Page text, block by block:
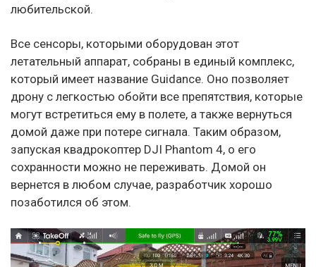
любительской.
Все сенсоры, которыми оборудован этот
летательный аппарат, собраны в единый комплекс,
который имеет название Guidance. Оно позволяет
дрону с легкостью обойти все препятствия, которые
могут встретиться ему в полете, а также вернуться
домой даже при потере сигнала. Таким образом,
запуская квадрокоптер DJI Phantom 4, о его
сохранности можно не переживать. Домой он
вернется в любом случае, разработчик хорошо
позаботился об этом.